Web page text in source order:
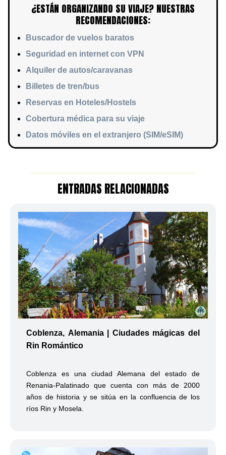
¿ESTÁN ORGANIZANDO SU VIAJE? NUESTRAS
RECOMENDACIONES:
Buscador de vuelos baratos
Seguridad en internet con VPN
Alquiler de autos/caravanas
Billetes de tren/bus
Reservas en Hoteles/Hostels
Cobertura médica para su viaje
Datos móviles en el extranjero (SIM/eSIM)
ENTRADAS RELACIONADAS
Coblenza, Alemania | Ciudades mágicas del
Rin Romántico
Coblenza es una ciudad Alemana del estado de
Renania-Palatinado que cuenta con más de 2000
años de historia y se sitúa en la confluencia de los
ríos Rin y Mosela.